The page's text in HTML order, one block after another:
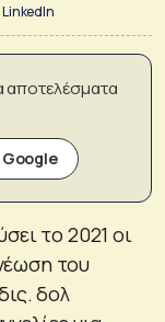
αποτελέσματα
το 2021 οι
του
δολ